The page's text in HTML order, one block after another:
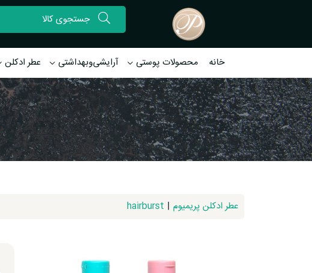
خانه محصولات پوستی آرایشی‌وبهداشتی عطر ادکلن
عطر ادکلن پریمیوم |
hairburst